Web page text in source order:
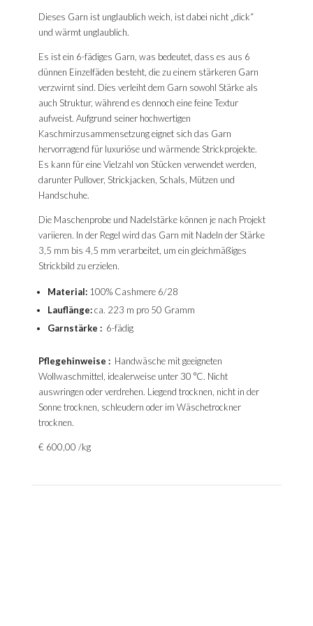
Dieses Garn ist unglaublich weich, ist dabei nicht „dick“
und wärmt unglaublich.
Es ist ein 6-fädiges Garn, was bedeutet, dass es aus 6
dünnen Einzelfäden besteht, die zu einem stärkeren Garn
verzwirnt sind. Dies verleiht dem Garn sowohl Stärke als
auch Struktur, während es dennoch eine feine Textur
aufweist. Aufgrund seiner hochwertigen
Kaschmirzusammensetzung eignet sich das Garn
hervorragend für luxuriöse und wärmende Strickprojekte.
Es kann für eine Vielzahl von Stücken verwendet werden,
darunter Pullover, Strickjacken, Schals, Mützen und
Handschuhe.
Die Maschenprobe und Nadelstärke können je nach Projekt
variieren. In der Regel wird das Garn mit Nadeln der Stärke
3,5 mm bis 4,5 mm verarbeitet, um ein gleichmäßiges
Strickbild zu erzielen.
Material:100% Cashmere 6/28
Lauflänge:ca. 223 m pro 50 Gramm
Garnstärke :6-fädig
Pflegehinweise :Handwäsche mit geeigneten
Wollwaschmittel, idealerweise unter 30 °C. Nicht
auswringen oder verdrehen. Liegend trocknen, nicht in der
Sonne trocknen, schleudern oder im Wäschetrockner
trocknen.
€ 600,00 /kg